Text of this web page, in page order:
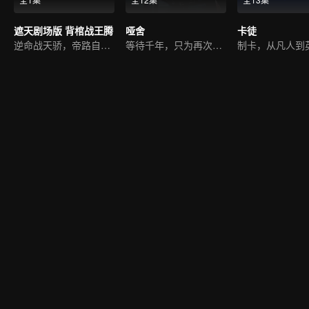
遮天剧场版 背棺战王腾
逆命战天骄，帝路自此始
哑舍
等待千年，只为再次相遇
卡徒
制卡，从凡人到